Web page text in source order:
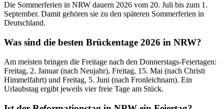
Die Sommerferien in NRW dauern 2026 vom 20. Juli bis zum 1.
September. Damit gehören sie zu den späteren Sommerferien in
Deutschland.
Was sind die besten Brückentage 2026 in NRW?
Am meisten bringen die Freitage nach den Donnerstags-Feiertagen:
Freitag, 2. Januar (nach Neujahr), Freitag, 15. Mai (nach Christi
Himmelfahrt) und Freitag, 5. Juni (nach Fronleichnam). Ein
Urlaubstag ergibt jeweils vier freie Tage am Stück.